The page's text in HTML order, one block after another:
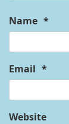
Name *
Email *
Website